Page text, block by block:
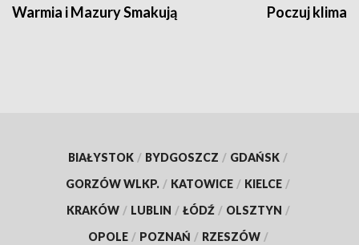
Warmia i Mazury Smakują Poczuj klimat
BIAŁYSTOK / BYDGOSZCZ / GDAŃSK /
GORZÓW WLKP. / KATOWICE / KIELCE /
KRAKÓW / LUBLIN / ŁÓDŹ / OLSZTYN /
OPOLE / POZNAŃ / RZESZÓW /